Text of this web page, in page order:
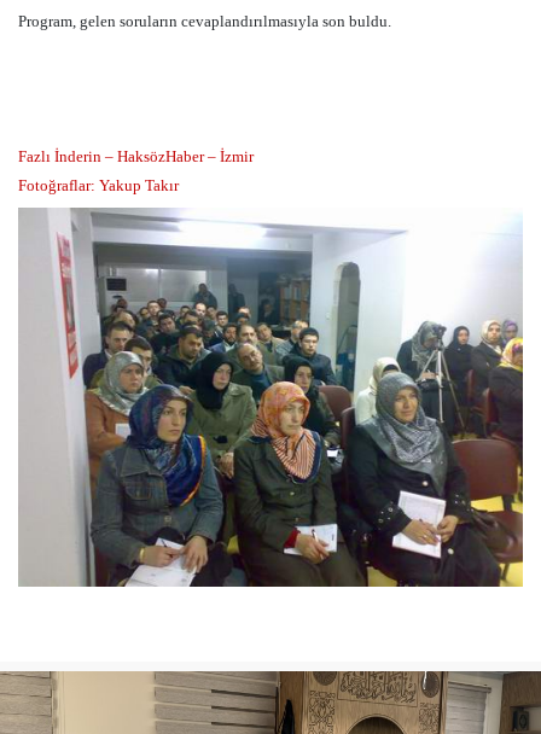
Program, gelen soruların cevaplandırılmasıyla son buldu.
Fazlı İnderin – HaksözHaber – İzmir
Fotoğraflar: Yakup Takır